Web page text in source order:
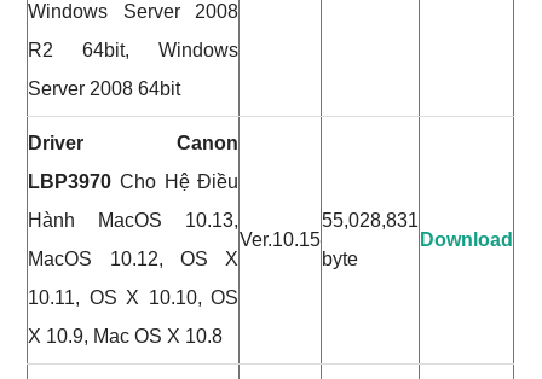
Windows Server 2008
R2 64bit, Windows
Server 2008 64bit
Driver Canon
LBP3970 Cho Hệ Điều
Hành MacOS 10.13,
MacOS 10.12, OS X
10.11, OS X 10.10, OS
X 10.9, Mac OS X 10.8
Ver.10.15
55,028,831
byte
Download